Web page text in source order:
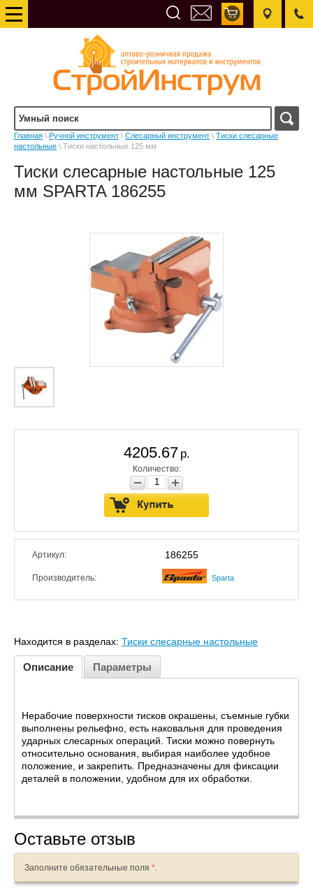
Главная \ Ручной инструмент \ Слесарный инструмент \ Тиски слесарные
настольные \ Тиски настольные 125 мм
Тиски слесарные настольные 125
мм SPARTA 186255
4205.67 р.
Количество:
Артикул: 186255
Производитель: Sparta
Находится в разделах: Тиски слесарные настольные
Описание Параметры
Нерабочие поверхности тисков окрашены, съемные губки
выполнены рельефно, есть наковальня для проведения
ударных слесарных операций. Тиски можно повернуть
относительно основания, выбирая наиболее удобное
положение, и закрепить. Предназначены для фиксации
деталей в положении, удобном для их обработки.
Оставьте отзыв
Заполните обязательные поля *.